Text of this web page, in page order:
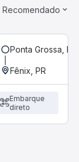
Recomendado
Ponta Grossa,
Fênix, PR
Embarque
direto